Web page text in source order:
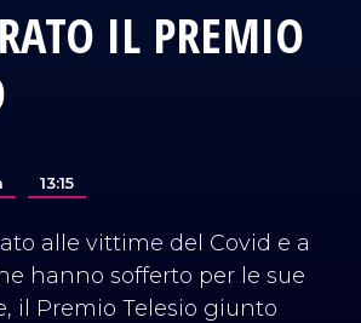
IL PREMIO
13:15
alle vittime del Covid e a
hanno sofferto per le sue
il Premio Telesio giunto